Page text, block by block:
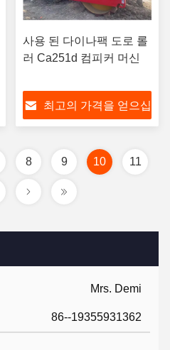
Mrs. Demi
86--19355931362
사용 된 다이나팩 도로 롤
러 Ca251d 컴피커 머신
최고의 가격을 얻으십
8 9 10 11